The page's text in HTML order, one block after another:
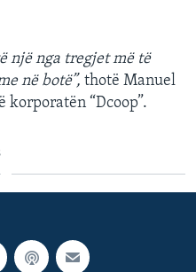
një nga tregjet më të
në botë”, thotë Manuel
“Dcoop”.